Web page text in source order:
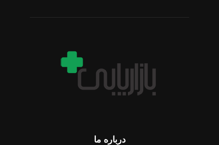
درباره ما